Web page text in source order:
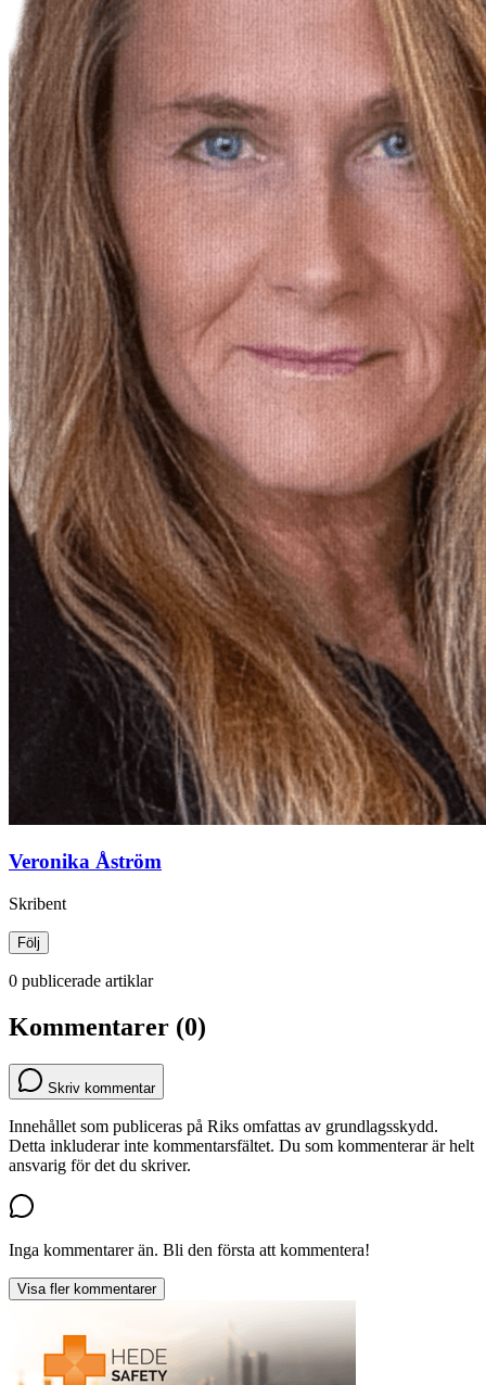
Veronika Åström
Skribent
Följ
0 publicerade artiklar
Kommentarer (0)
Skriv kommentar
Innehållet som publiceras på Riks omfattas av grundlagsskydd.
Detta inkluderar inte kommentarsfältet. Du som kommenterar är helt
ansvarig för det du skriver.
Inga kommentarer än. Bli den första att kommentera!
Visa fler kommentarer